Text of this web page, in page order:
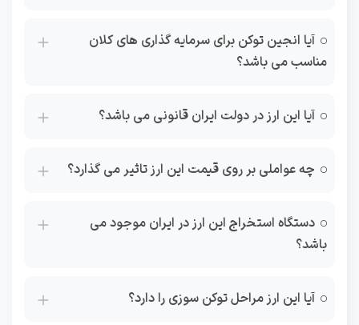
آیا انجین توکن برای سرمایه گذاری های کلان
مناسب می باشد؟
آیا این ارز در دولت ایران قانونی می باشد؟
چه عواملی بر روی قیمت این ارز تاثیر می گذارد؟
دستگاه استخراج این ارز در ایران موجود می
باشد؟
آیا این ارز مراحل توکن سوزی را دارد؟